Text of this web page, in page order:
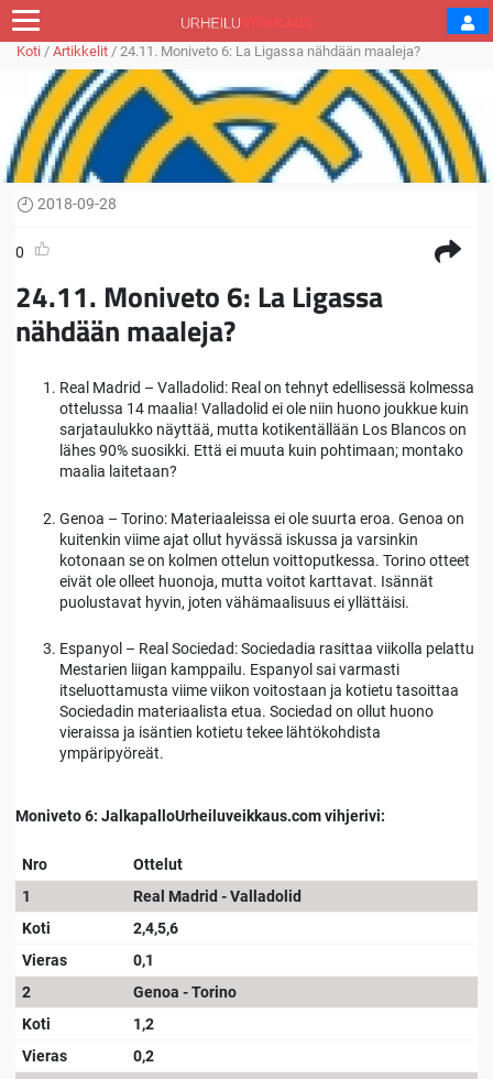
Koti / Artikkelit / 24.11. Moniveto 6: La Ligassa nähdään maaleja?
2018-09-28
0
24.11. Moniveto 6: La Ligassa
nähdään maaleja?
Real Madrid – Valladolid: Real on tehnyt edellisessä kolmessa
ottelussa 14 maalia! Valladolid ei ole niin huono joukkue kuin
sarjataulukko näyttää, mutta kotikentällään Los Blancos on
lähes 90% suosikki. Että ei muuta kuin pohtimaan; montako
maalia laitetaan?
Genoa – Torino: Materiaaleissa ei ole suurta eroa. Genoa on
kuitenkin viime ajat ollut hyvässä iskussa ja varsinkin
kotonaan se on kolmen ottelun voittoputkessa. Torino otteet
eivät ole olleet huonoja, mutta voitot karttavat. Isännät
puolustavat hyvin, joten vähämaalisuus ei yllättäisi.
Espanyol – Real Sociedad: Sociedadia rasittaa viikolla pelattu
Mestarien liigan kamppailu. Espanyol sai varmasti
itseluottamusta viime viikon voitostaan ja kotietu tasoittaa
Sociedadin materiaalista etua. Sociedad on ollut huono
vieraissa ja isäntien kotietu tekee lähtökohdista
ympäripyöreät.
Moniveto 6: JalkapalloUrheiluveikkaus.com vihjerivi:
Nro
Ottelut
1
Real Madrid - Valladolid
Koti
2,4,5,6
Vieras
0,1
2
Genoa - Torino
Koti
1,2
Vieras
0,2